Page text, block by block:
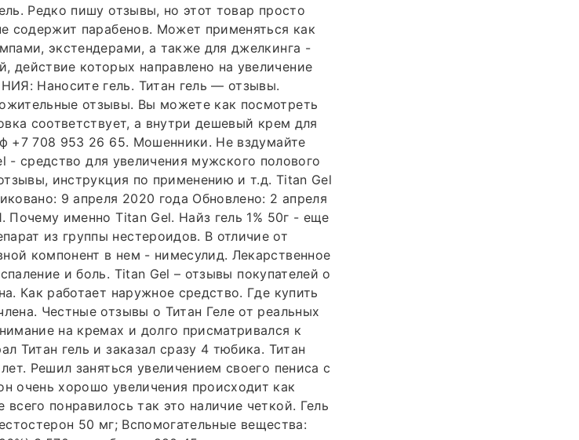
Редко пишу отзывы, но этот товар просто
содержит парабенов. Может применяться как
экстендерами, а также для джелкинга -
действие которых направлено на увеличение
Наносите гель. Титан гель — отзывы.
отзывы. Вы можете как посмотреть
соответствует, а внутри дешевый крем для
+7 708 953 26 65. Мошенники. Не вздумайте
- средство для увеличения мужского полового
инструкция по применению и т.д. Titan Gel
9 апреля 2020 года Обновлено: 2 апреля
Почему именно Titan Gel. Найз гель 1% 50г - еще
из группы нестероидов. В отличие от
компонент в нем - нимесулид. Лекарственное
и боль. Titan Gel – отзывы покупателей о
Как работает наружное средство. Где купить
Честные отзывы о Титан Геле от реальных
на кремах и долго присматривался к
Титан гель и заказал сразу 4 тюбика. Титан
Решил заняться увеличением своего пениса с
очень хорошо увеличения происходит как
понравилось так это наличие четкой. Гель
50 мг; Вспомогательные вещества: